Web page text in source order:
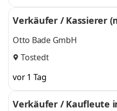
Verkäufer / Kassierer
Otto Bade GmbH
Tostedt
vor 1 Tag
Verkäufer / Kaufleute